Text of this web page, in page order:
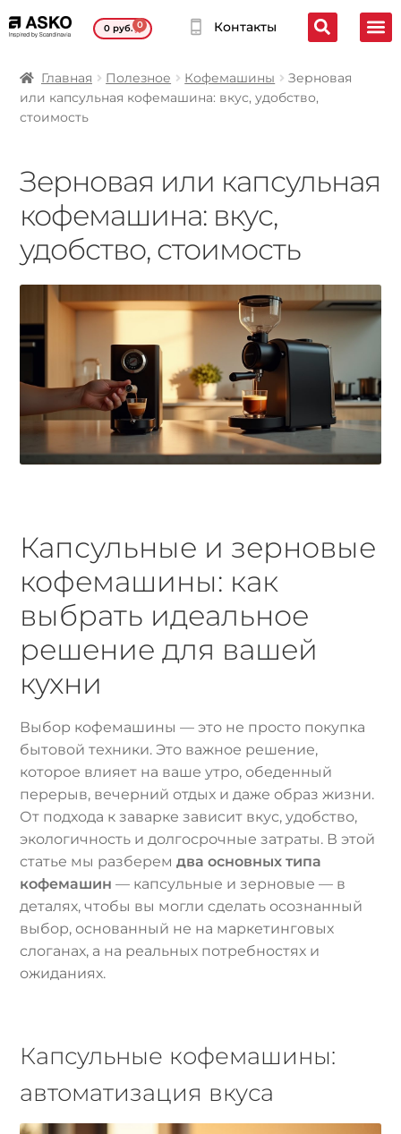
0руб. 0 Контакты
Главная Полезное Кофемашины
Зерновая
или капсульная кофемашина: вкус, удобство,
стоимость
Зерновая или капсульная
кофемашина: вкус,
удобство, стоимость
Капсульные и зерновые
кофемашины: как
выбрать идеальное
решение для вашей
кухни
Выбор кофемашины — это не просто покупка
бытовой техники. Это важное решение,
которое влияет на ваше утро, обеденный
перерыв, вечерний отдых и даже образ жизни.
От подхода к заварке зависит вкус, удобство,
экологичность и долгосрочные затраты. В этой
статье мы разберемдва основных типа
кофемашин — капсульные и зерновые — в
деталях, чтобы вы могли сделать осознанный
выбор, основанный не на маркетинговых
слоганах, а на реальных потребностях и
ожиданиях.
Капсульные кофемашины:
автоматизация вкуса